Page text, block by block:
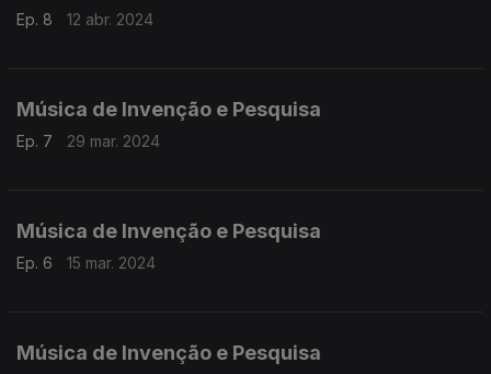
Ep. 8 12 abr. 2024
Música de Invenção e Pesquisa
Ep. 7 29 mar. 2024
Música de Invenção e Pesquisa
Ep. 6 15 mar. 2024
Música de Invenção e Pesquisa